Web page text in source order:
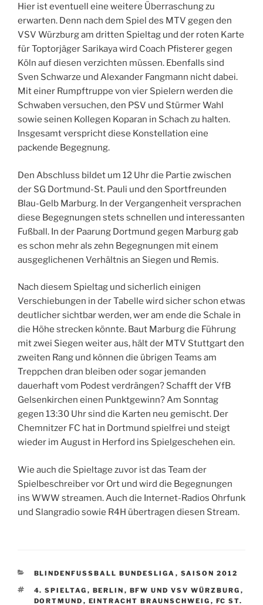
Hier ist eventuell eine weitere Überraschung zu
erwarten. Denn nach dem Spiel des MTV gegen den
VSV Würzburg am dritten Spieltag und der roten Karte
für Toptorjäger Sarikaya wird Coach Pfisterer gegen
Köln auf diesen verzichten müssen. Ebenfalls sind
Sven Schwarze und Alexander Fangmann nicht dabei.
Mit einer Rumpftruppe von vier Spielern werden die
Schwaben versuchen, den PSV und Stürmer Wahl
sowie seinen Kollegen Koparan in Schach zu halten.
Insgesamt verspricht diese Konstellation eine
packende Begegnung.
Den Abschluss bildet um 12 Uhr die Partie zwischen
der SG Dortmund-St. Pauli und den Sportfreunden
Blau-Gelb Marburg. In der Vergangenheit versprachen
diese Begegnungen stets schnellen und interessanten
Fußball. In der Paarung Dortmund gegen Marburg gab
es schon mehr als zehn Begegnungen mit einem
ausgeglichenen Verhältnis an Siegen und Remis.
Nach diesem Spieltag und sicherlich einigen
Verschiebungen in der Tabelle wird sicher schon etwas
deutlicher sichtbar werden, wer am ende die Schale in
die Höhe strecken könnte. Baut Marburg die Führung
mit zwei Siegen weiter aus, hält der MTV Stuttgart den
zweiten Rang und können die übrigen Teams am
Treppchen dran bleiben oder sogar jemanden
dauerhaft vom Podest verdrängen? Schafft der VfB
Gelsenkirchen einen Punktgewinn? Am Sonntag
gegen 13:30 Uhr sind die Karten neu gemischt. Der
Chemnitzer FC hat in Dortmund spielfrei und steigt
wieder im August in Herford ins Spielgeschehen ein.
Wie auch die Spieltage zuvor ist das Team der
Spielbeschreiber vor Ort und wird die Begegnungen
ins WWW streamen. Auch die Internet-Radios Ohrfunk
und Slangradio sowie R4H übertragen diesen Stream.
KATEGORIEN
BLINDENFUSSBALL BUNDESLIGA , SAISON 2012
SCHLAGWÖRTER
4. SPIELTAG , BERLIN , BFW UND VSV WÜRZBURG ,
DORTMUND , EINTRACHT BRAUNSCHWEIG , FC ST.